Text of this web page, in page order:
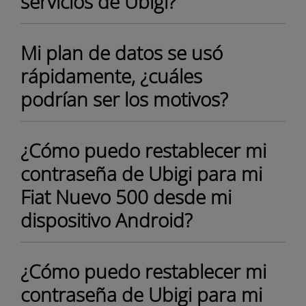
Mi plan de datos se usó
rápidamente, ¿cuáles
podrían ser los motivos?
¿Cómo puedo restablecer mi
contraseña de Ubigi para mi
Fiat Nuevo 500 desde mi
dispositivo Android?
¿Cómo puedo restablecer mi
contraseña de Ubigi para mi